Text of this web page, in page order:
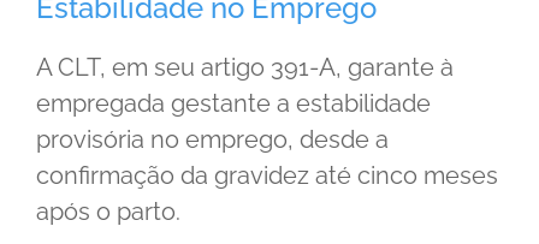
Estabilidade no Emprego
A CLT, em seu artigo 391-A, garante à
empregada gestante a estabilidade
provisória no emprego, desde a
confirmação da gravidez até cinco meses
após o parto.